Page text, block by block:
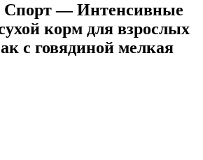
— Интенсивные
корм для взрослых
с говядиной мелкая